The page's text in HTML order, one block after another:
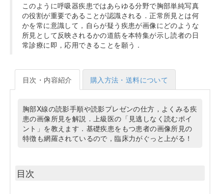
このように呼吸器疾患ではあらゆる分野で胸部単純写真
の役割が重要であることが認識される．正常所見とは何
かを常に意識して，自らが疑う疾患が画像にどのような
所見として反映されるかの道筋を本特集が示し読者の日
常診療に即，応用できることを願う．
目次・内容紹介 購入方法・送料について
胸部X線の読影手順や読影プレゼンの仕方，よくみる疾
患の画像所見を解説．上級医の「見逃しなく読むポイ
ント」を教えます．基礎疾患をもつ患者の画像所見の
特徴も網羅されているので，臨床力がぐっと上がる！
目次